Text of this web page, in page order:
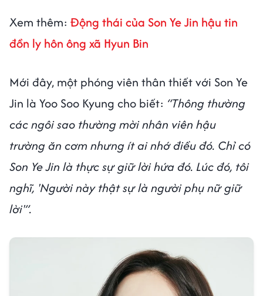
Xem thêm: Động thái của Son Ye Jin hậu tin
đồn ly hôn ông xã Hyun Bin
Mới đây, một phóng viên thân thiết với Son Ye
Jin là Yoo Soo Kyung cho biết: “Thông thường
các ngôi sao thường mời nhân viên hậu
trường ăn cơm nhưng ít ai nhớ điều đó. Chỉ có
Son Ye Jin là thực sự giữ lời hứa đó. Lúc đó, tôi
nghĩ, 'Người này thật sự là người phụ nữ giữ
lời'”.